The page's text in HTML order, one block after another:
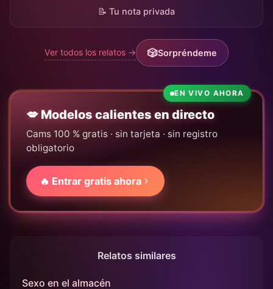
📝 Tu nota privada
Ver todos los relatos → Sorpréndeme
EN VIVO AHORA
💋 Modelos calientes en directo
Cams 100 % gratis · sin tarjeta · sin registro
obligatorio
🔥 Entrar gratis ahora
Relatos similares
Sexo en el almacén